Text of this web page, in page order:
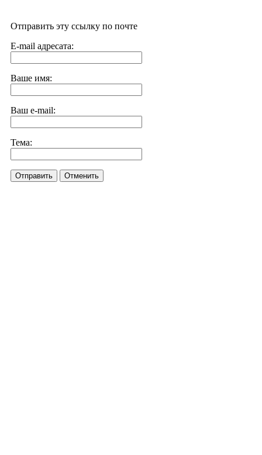
Отправить эту ссылку по почте
E-mail адресата:
Ваше имя:
Ваш e-mail:
Тема:
Отправить Отменить